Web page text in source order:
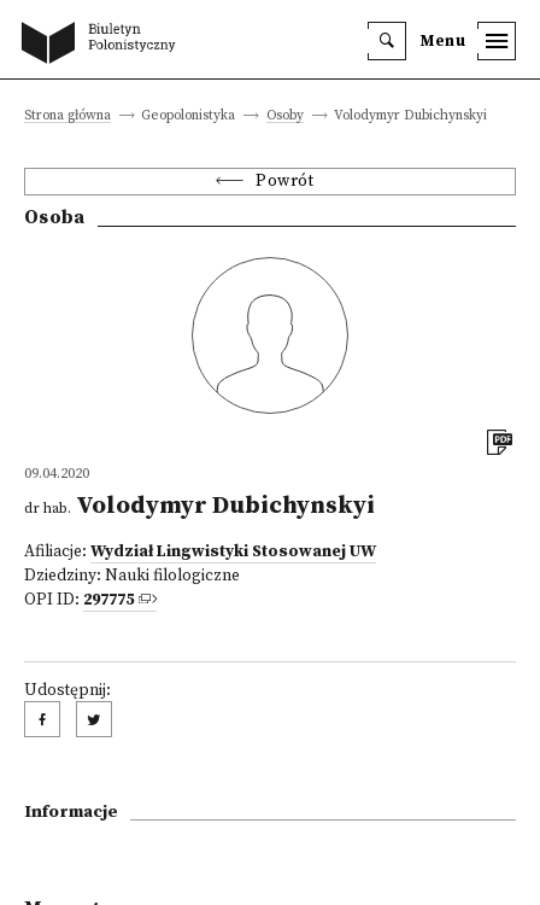
Menu
Strona główna Geopolonistyka Osoby Volodymyr Dubichynskyi
Powrót
Osoba
09.04.2020
dr hab. Volodymyr Dubichynskyi
Afiliacje: Wydział Lingwistyki Stosowanej UW
Dziedziny: Nauki filologiczne
OPI ID: 297775
Udostępnij:
Informacje